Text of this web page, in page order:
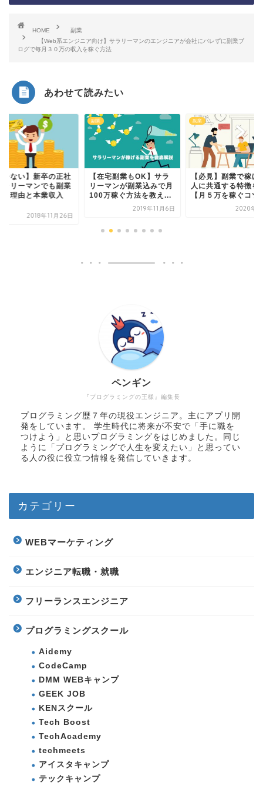
HOME
副業
【Web系エンジニア向け】サラリーマンのエンジニアが会社にバレずに副業ブ
ログで毎月３０万の収入を稼ぐ方法
あわせて読みたい
レない】新卒の正社
ラリーマンでも副業
き理由と本業収入
2018年11月26日
副業
【在宅副業もOK】サラ
リーマンが副業込みで月
100万稼ぐ方法を教え...
2019年11月6日
副業
【必見】副業で稼げ
人に共通する特徴を
【月５万を稼ぐコツ
2020年2
『プログラミングの王様』編集長
ペンギン
プログラミング歴７年の現役エンジニア。主にアプリ開
発をしています。 学生時代に将来が不安で「手に職を
つけよう」と思いプログラミングをはじめました。同じ
ように「プログラミングで人生を変えたい」と思ってい
る人の役に役立つ情報を発信していきます。
カテゴリー
WEBマーケティング
エンジニア転職・就職
フリーランスエンジニア
プログラミングスクール
Aidemy
CodeCamp
DMM WEBキャンプ
GEEK JOB
KENスクール
Tech Boost
TechAcademy
techmeets
アイスタキャンプ
テックキャンプ